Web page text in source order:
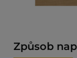
Způsob